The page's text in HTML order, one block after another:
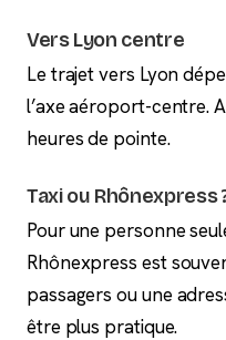
Vers Lyon centre
Le trajet vers Lyon
l’axe aéroport-centre.
heures de pointe.
Taxi ou Rhônexpress
Pour une personne
Rhônexpress est
passagers ou une
être plus pratique.